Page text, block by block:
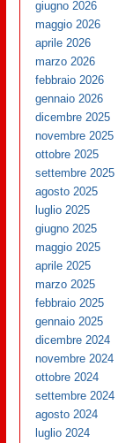
giugno 2026
maggio 2026
aprile 2026
marzo 2026
febbraio 2026
gennaio 2026
dicembre 2025
novembre 2025
ottobre 2025
settembre 2025
agosto 2025
luglio 2025
giugno 2025
maggio 2025
aprile 2025
marzo 2025
febbraio 2025
gennaio 2025
dicembre 2024
novembre 2024
ottobre 2024
settembre 2024
agosto 2024
luglio 2024